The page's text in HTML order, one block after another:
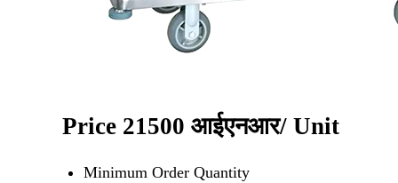
Price 21500 आईएनआर/ Unit
Minimum Order Quantity